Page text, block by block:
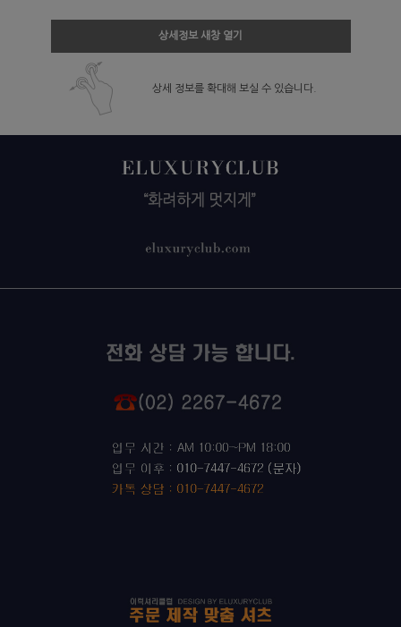
상세정보 새창 열기
상세 정보를 확대해 보실 수 있습니다.